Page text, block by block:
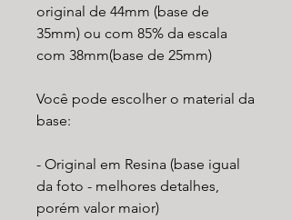
original de 44mm (base de
35mm) ou com 85% da escala
com 38mm(base de 25mm)
Você pode escolher o material da
base:
- Original em Resina (base igual
da foto - melhores detalhes,
porém valor maior)